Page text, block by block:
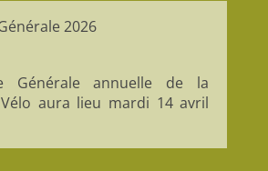
de voirie, nous prévoyons
2026
Générale annuelle de la
aura lieu mardi 14 avril